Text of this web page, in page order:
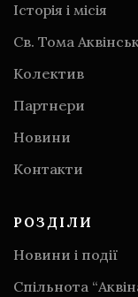
Історія і місія
Св. Тома
Колектив
Партнери
Новини
Контакти
РОЗДІЛИ
Новини і події
Спільнота